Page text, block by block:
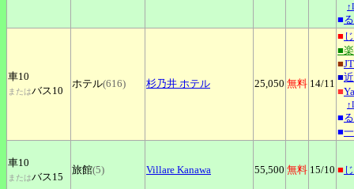
■
車10
またはバス10
ホテル(616) 杉乃井 ホテル 25,050 無料 14/11
■
■
■
■
■
■
■
車10
またはバス15
旅館(5) Villare Kanawa 55,500 無料 15/10 ■